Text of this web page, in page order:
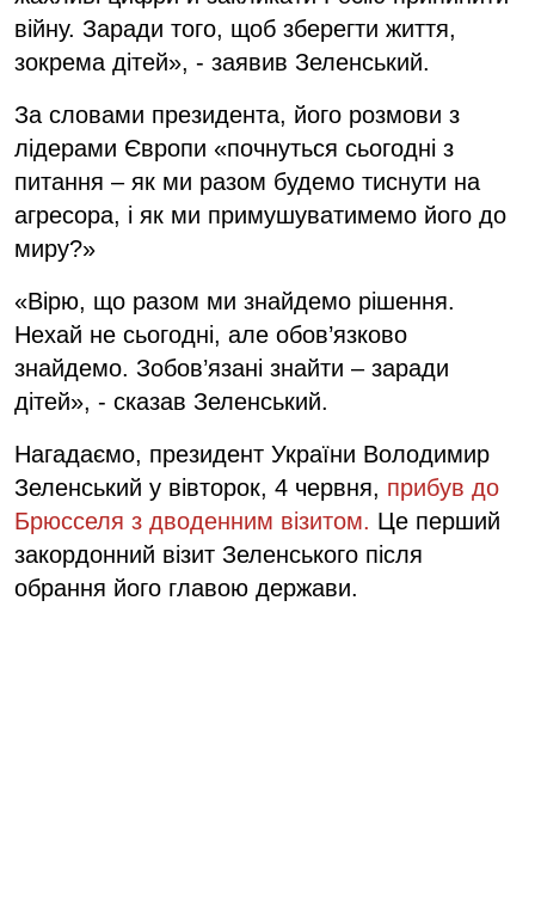
війну. Заради того, щоб зберегти життя,
зокрема дітей», - заявив Зеленський.
За словами президента, його розмови з
лідерами Європи «почнуться сьогодні з
питання – як ми разом будемо тиснути на
агресора, і як ми примушуватимемо його до
миру?»
«Вірю, що разом ми знайдемо рішення.
Нехай не сьогодні, але обов’язково
знайдемо. Зобов’язані знайти – заради
дітей», - сказав Зеленський.
Нагадаємо, президент України Володимир
Зеленський у вівторок, 4 червня, прибув до
Брюсселя з дводенним візитом. Це перший
закордонний візит Зеленського після
обрання його главою держави.